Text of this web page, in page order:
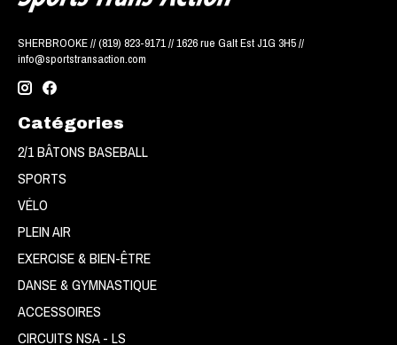
SHERBROOKE // (819) 823-9171 // 1626 rue Galt Est J1G 3H5 //
info@sportstransaction.com
Catégories
2/1 BÂTONS BASEBALL
SPORTS
VÉLO
PLEIN AIR
EXERCISE & BIEN-ÊTRE
DANSE & GYMNASTIQUE
ACCESSOIRES
CIRCUITS NSA - LS